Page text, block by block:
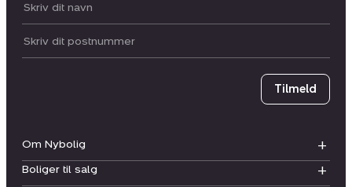
Om Nybolig
Boliger til salg
Dit navn:
Postnummer
Tilmeld